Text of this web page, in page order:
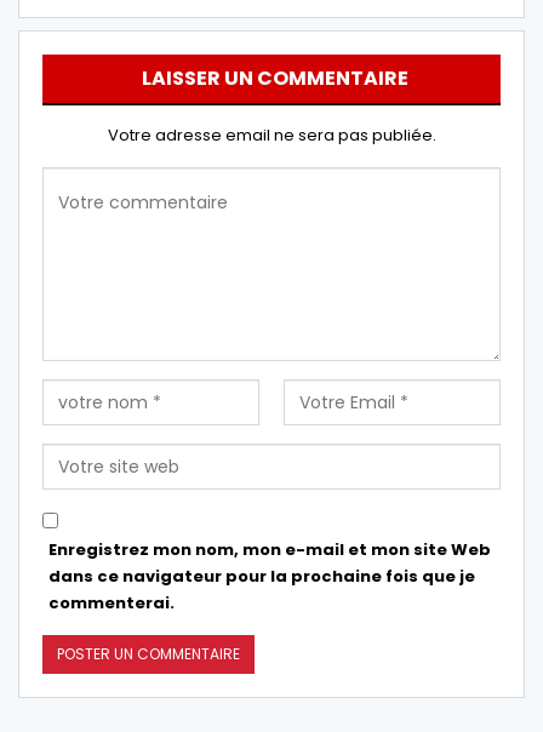
LAISSER UN COMMENTAIRE
Votre adresse email ne sera pas publiée.
Enregistrez mon nom, mon e-mail et mon site Web
dans ce navigateur pour la prochaine fois que je
commenterai.